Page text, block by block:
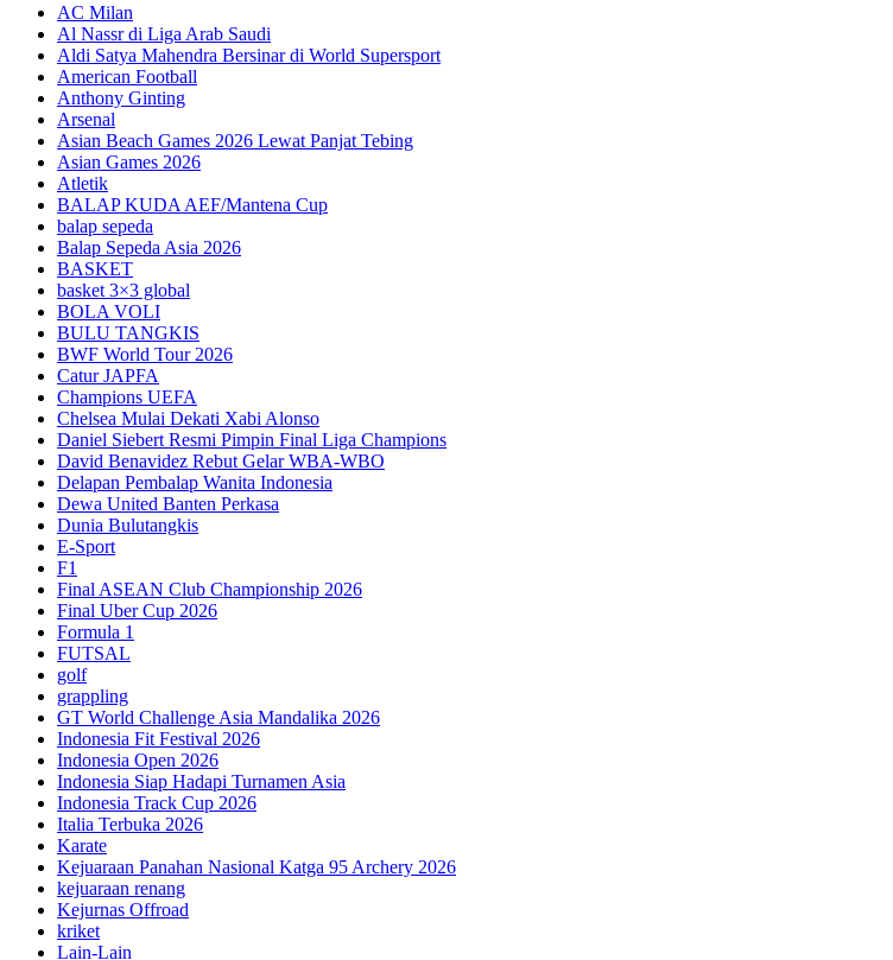
AC Milan
Al Nassr di Liga Arab Saudi
Aldi Satya Mahendra Bersinar di World Supersport
American Football
Anthony Ginting
Arsenal
Asian Beach Games 2026 Lewat Panjat Tebing
Asian Games 2026
Atletik
BALAP KUDA AEF/Mantena Cup
balap sepeda
Balap Sepeda Asia 2026
BASKET
basket 3×3 global
BOLA VOLI
BULU TANGKIS
BWF World Tour 2026
Catur JAPFA
Champions UEFA
Chelsea Mulai Dekati Xabi Alonso
Daniel Siebert Resmi Pimpin Final Liga Champions
David Benavidez Rebut Gelar WBA-WBO
Delapan Pembalap Wanita Indonesia
Dewa United Banten Perkasa
Dunia Bulutangkis
E-Sport
F1
Final ASEAN Club Championship 2026
Final Uber Cup 2026
Formula 1
FUTSAL
golf
grappling
GT World Challenge Asia Mandalika 2026
Indonesia Fit Festival 2026
Indonesia Open 2026
Indonesia Siap Hadapi Turnamen Asia
Indonesia Track Cup 2026
Italia Terbuka 2026
Karate
Kejuaraan Panahan Nasional Katga 95 Archery 2026
kejuaraan renang
Kejurnas Offroad
kriket
Lain-Lain